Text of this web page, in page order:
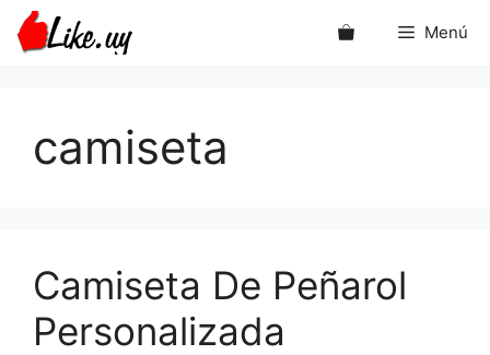
Saltar
Menú
camiseta
Camiseta De Peñarol
Personalizada